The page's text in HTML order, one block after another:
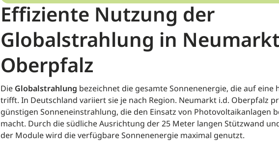
Effiziente Nutzung der
Globalstrahlung in
Oberpfalz
Die Globalstrahlung bezeichnet die gesamte Sonnenenergie, die auf eine
trifft. In Deutschland variiert sie je nach Region. Neumarkt i.d. Oberpfalz
günstigen Sonneneinstrahlung, die den Einsatz von Photovoltaikanlagen
macht. Durch die südliche Ausrichtung der 25 Meter langen Stützwand
der Module wird die verfügbare Sonnenenergie maximal genutzt.